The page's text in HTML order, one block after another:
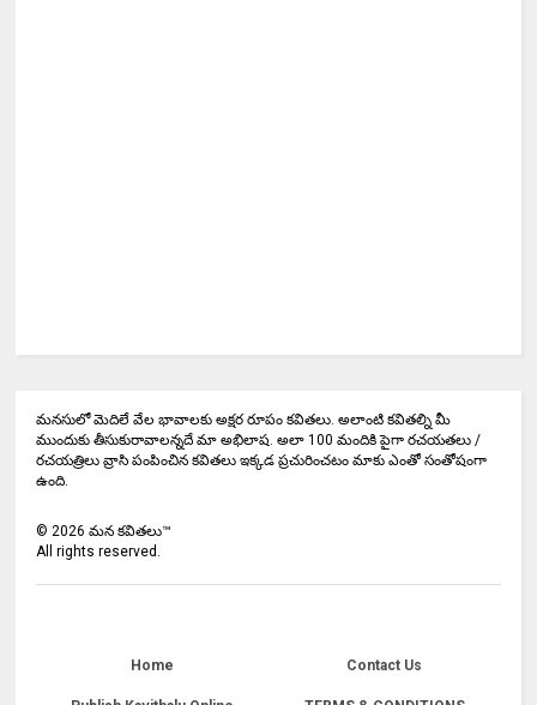
మనసులో మెదిలే వేల భావాలకు అక్షర రూపం కవితలు. అలాంటి కవితల్ని మీ
ముందుకు తీసుకురావాలన్నదే మా అభిలాష. అలా 100 మందికి పైగా రచయతలు /
రచయత్రిలు వ్రాసి పంపించిన కవితలు ఇక్కడ ప్రచురించటం మాకు ఎంతో సంతోషంగా
ఉంది.
©2026 మన కవితలు™
All rights reserved.
Home Contact Us